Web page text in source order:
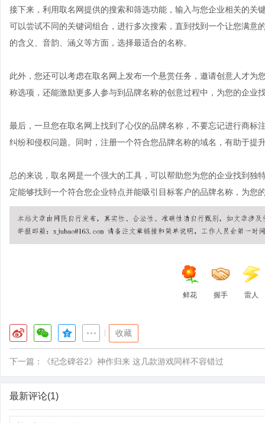
接下来，利用取名网提供的搜索和筛选功能，输入与您企业相关的关
可以尝试不同的关键词组合，进行多次搜索，直到找到一个让您满意
的含义、音韵、涵义等方面，选择最适合的名称。
此外，您还可以考虑在取名网上发布一个悬赏任务，邀请创意人才
称选项，还能激励更多人参与到品牌名称的创意过程中，为您的企业
最后，一旦您在取名网上找到了心仪的品牌名称，不要忘记进行商标
纠纷和侵权问题。同时，注册一个符合您品牌名称的域名，有助于提
总的来说，取名网是一个强大的工具，可以帮助您为您的企业找到
定能够找到一个符合您企业特点并能吸引目标客户的品牌名称，为您
鲜花 握手 雷人
收藏
下一篇： 《纪念碑谷2》神作归来 这几款游戏同样不容错过
最新评论(1)